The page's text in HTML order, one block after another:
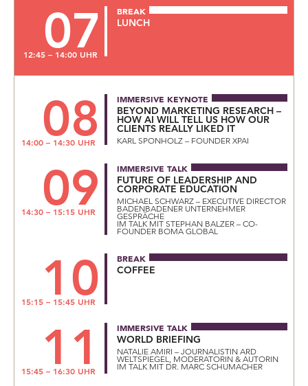
07
12:45 – 14:00 UHR
BREAK
LUNCH
08
14:00 – 14:30 UHR
IMMERSIVE KEYNOTE
BEYOND MARKETING RESEARCH –
HOW AI WILL TELL US HOW OUR
CLIENTS REALLY LIKED IT
KARL SPONHOLZ – FOUNDER XPAI
09
14:30 – 15:15 UHR
IMMERSIVE TALK
FUTURE OF LEADERSHIP AND
CORPORATE EDUCATION
MICHAEL SCHWARZ – EXECUTIVE DIRECTOR
BADENBADENER UNTERNEHMER
GESPRÄCHE
IM TALK MIT STEPHAN BALZER – CO-
FOUNDER BOMA GLOBAL
10
15:15 – 15:45 UHR
BREAK
COFFEE
11
15:45 – 16:30 UHR
IMMERSIVE TALK
WORLD BRIEFING
NATALIE AMIRI – JOURNALISTIN ARD
WELTSPIEGEL, MODERATORIN & AUTORIN
IM TALK MIT DR. MARC SCHUMACHER